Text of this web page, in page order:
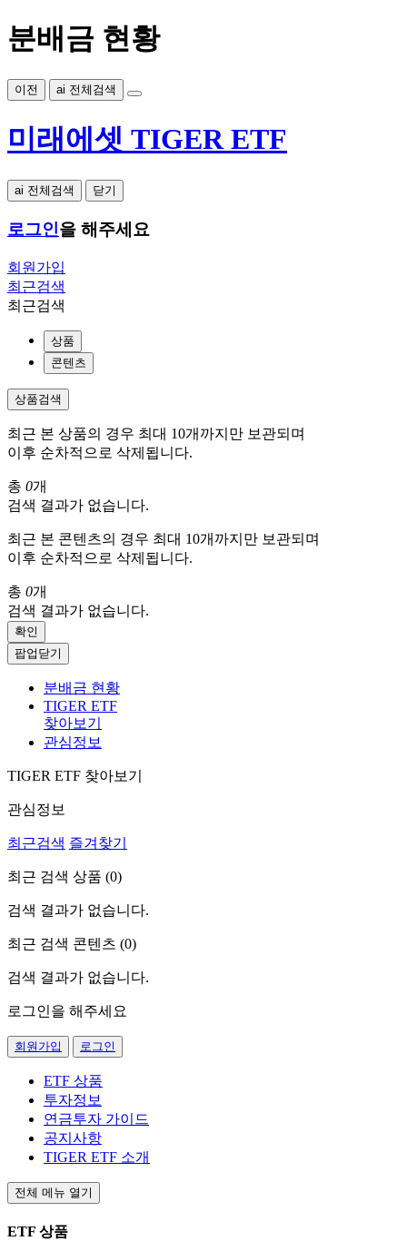
분배금 현황
이전 ai 전체검색
미래에셋 TIGER ETF
ai 전체검색 닫기
로그인을 해주세요
회원가입
최근검색
최근검색
상품
콘텐츠
상품검색
최근 본 상품의 경우 최대 10개까지만 보관되며
이후 순차적으로 삭제됩니다.
총 0개
검색 결과가 없습니다.
최근 본 콘텐츠의 경우 최대 10개까지만 보관되며
이후 순차적으로 삭제됩니다.
총 0개
검색 결과가 없습니다.
확인
팝업닫기
분배금 현황
TIGER ETF
찾아보기
관심정보
TIGER ETF 찾아보기
관심정보
최근검색 즐겨찾기
최근 검색 상품 (0)
검색 결과가 없습니다.
최근 검색 콘텐츠 (0)
검색 결과가 없습니다.
로그인을 해주세요
회원가입 로그인
ETF 상품
투자정보
연금투자 가이드
공지사항
TIGER ETF 소개
전체 메뉴 열기
ETF 상품